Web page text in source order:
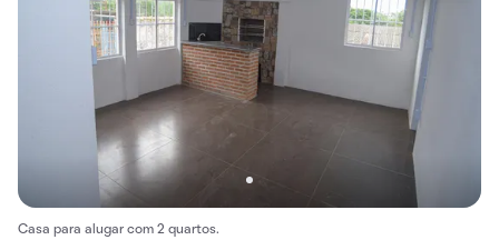
Casa para alugar com 2 quartos.